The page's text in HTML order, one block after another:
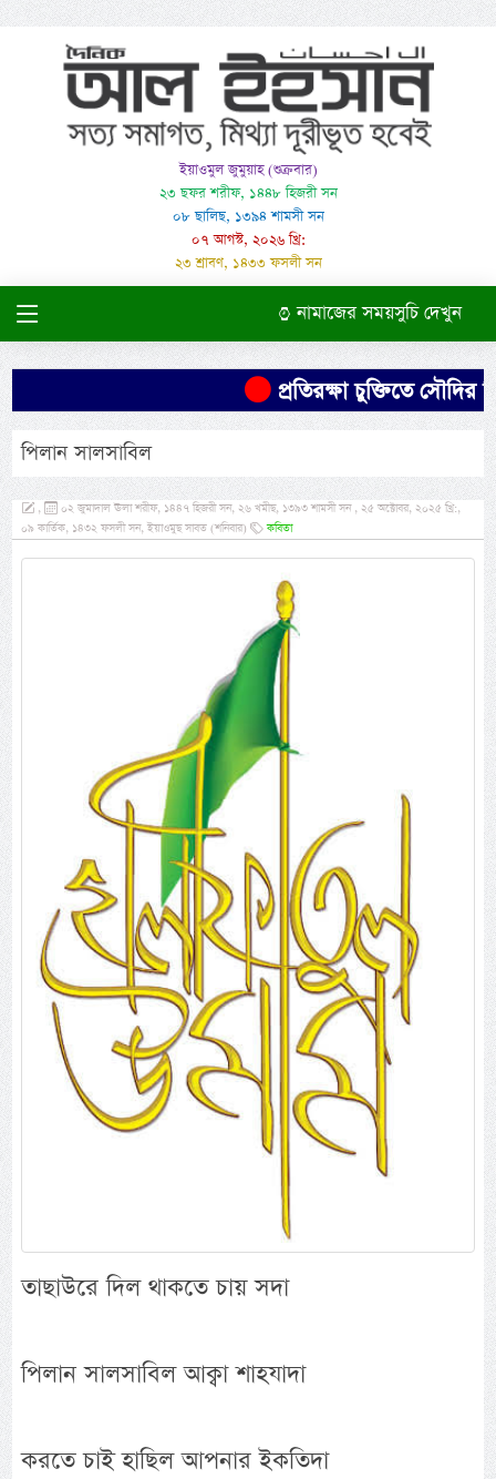
ইয়াওমুল জুমুয়াহ (শুক্রবার)
২৩ ছফর শরীফ, ১৪৪৮ হিজরী সন
০৮ ছালিছ, ১৩৯৪ শামসী সন
০৭ আগস্ট, ২০২৬ খ্রি:
২৩ শ্রাবণ, ১৪৩৩ ফসলী সন
নামাজের সময়সুচি দেখুন
প্রতিরক্ষা চুক্তিতে সৌদির
পিলান সালসাবিল
,
০২ জুমাদাল ঊলা শরীফ, ১৪৪৭ হিজরী সন, ২৬ খমীছ, ১৩৯৩ শামসী সন , ২৫ অক্টোবর, ২০২৫ খ্রি:,
০৯ কার্তিক, ১৪৩২ ফসলী সন, ইয়াওমুছ সাবত (শনিবার)
কবিতা
তাছাউরে দিল থাকতে চায় সদা
পিলান সালসাবিল আক্বা শাহযাদা
করতে চাই হাছিল আপনার ইকতিদা